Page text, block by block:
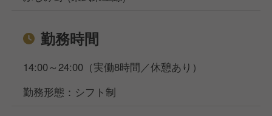
勤務時間
14:00～24:00（実働8時間／休憩あり）
勤務形態：シフト制